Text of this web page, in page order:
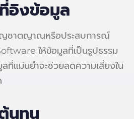
อิงข้อมูล
ญชาตญาณหรือประสบการณ์
ให้ข้อมูลที่เป็นรูปธรรม
ที่แม่นยำจะช่วยลดความเสี่ยงใน
นทุน